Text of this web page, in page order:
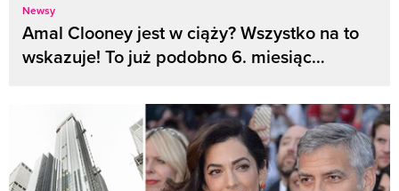
Newsy
Amal Clooney jest w ciąży? Wszystko na to
wskazuje! To już podobno 6. miesiąc…